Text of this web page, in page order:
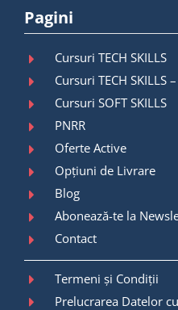
Pagini
Cursuri TECH SKILLS
Cursuri TECH SKILLS
Cursuri SOFT SKILLS
PNRR
Oferte Active
Opțiuni de Livrare
Blog
Abonează-te la
Contact
Termeni și Condiții
Prelucrarea Datelor